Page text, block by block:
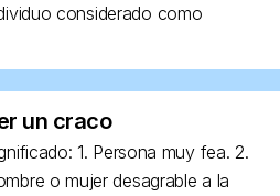
considerado como
un craco
1. Persona muy fea. 2.
o mujer desagrable a la